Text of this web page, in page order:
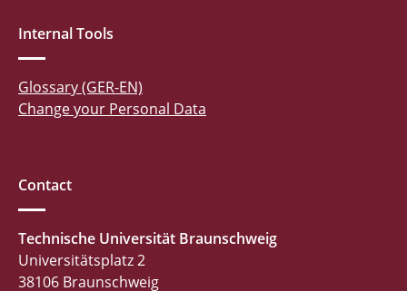
Internal Tools
Glossary (GER-EN)
Change your Personal Data
Contact
Technische Universität Braunschweig
Universitätsplatz 2
38106 Braunschweig